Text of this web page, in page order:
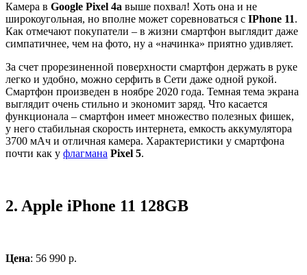
Камера в Google Pixel 4a выше похвал! Хоть она и не
широкоугольная, но вполне может соревноваться с IPhone 11.
Как отмечают покупатели – в жизни смартфон выглядит даже
симпатичнее, чем на фото, ну а «начинка» приятно удивляет.
За счет прорезиненной поверхности смартфон держать в руке
легко и удобно, можно серфить в Сети даже одной рукой.
Смартфон произведен в ноябре 2020 года. Темная тема экрана
выглядит очень стильно и экономит заряд. Что касается
функционала – смартфон имеет множество полезных фишек,
у него стабильная скорость интернета, емкость аккумулятора
3700 мАч и отличная камера. Характеристики у смартфона
почти как у флагмана Pixel 5.
2. Apple iPhone 11 128GB
Цена: 56 990 р.